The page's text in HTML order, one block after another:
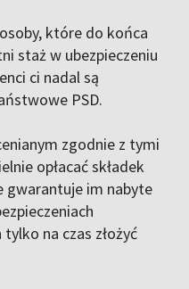
które do końca
staż w ubezpieczeniu
ci nadal są
PSD.
zgodnie z tymi
opłacać składek
gwarantuje im nabyte
na czas złożyć